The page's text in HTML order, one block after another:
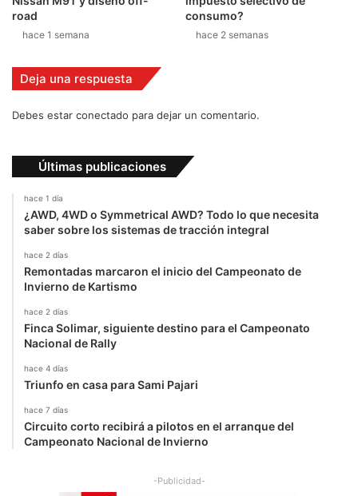
o
road
hace 1 semana
consumo?
hace 2 semanas
Deja una respuesta
Debes estar conectado para dejar un comentario.
Últimas publicaciones
hace 1 día
¿AWD, 4WD o Symmetrical AWD? Todo lo que necesita
saber sobre los sistemas de tracción integral
hace 2 días
Remontadas marcaron el inicio del Campeonato de
Invierno de Kartismo
hace 2 días
Finca Solimar, siguiente destino para el Campeonato
Nacional de Rally
hace 4 días
Triunfo en casa para Sami Pajari
hace 7 días
Circuito corto recibirá a pilotos en el arranque del
Campeonato Nacional de Invierno
-Publicidad-